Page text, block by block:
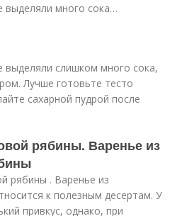
выделяли много сока…
выделяли слишком много сока,
Лучше готовьте тесто
сахарной пудрой после
рябины. Варенье из
рябины . Варенье из
к полезным десертам. У
привкус, однако, при